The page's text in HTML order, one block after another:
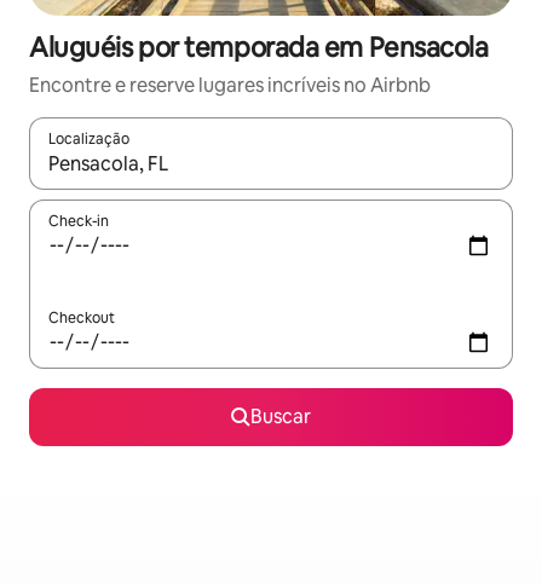
Aluguéis por temporada em Pensacola
Encontre e reserve lugares incríveis no Airbnb
Localização
Quando os resultados estiverem disponíveis, explore-os
Check-in
Checkout
Buscar